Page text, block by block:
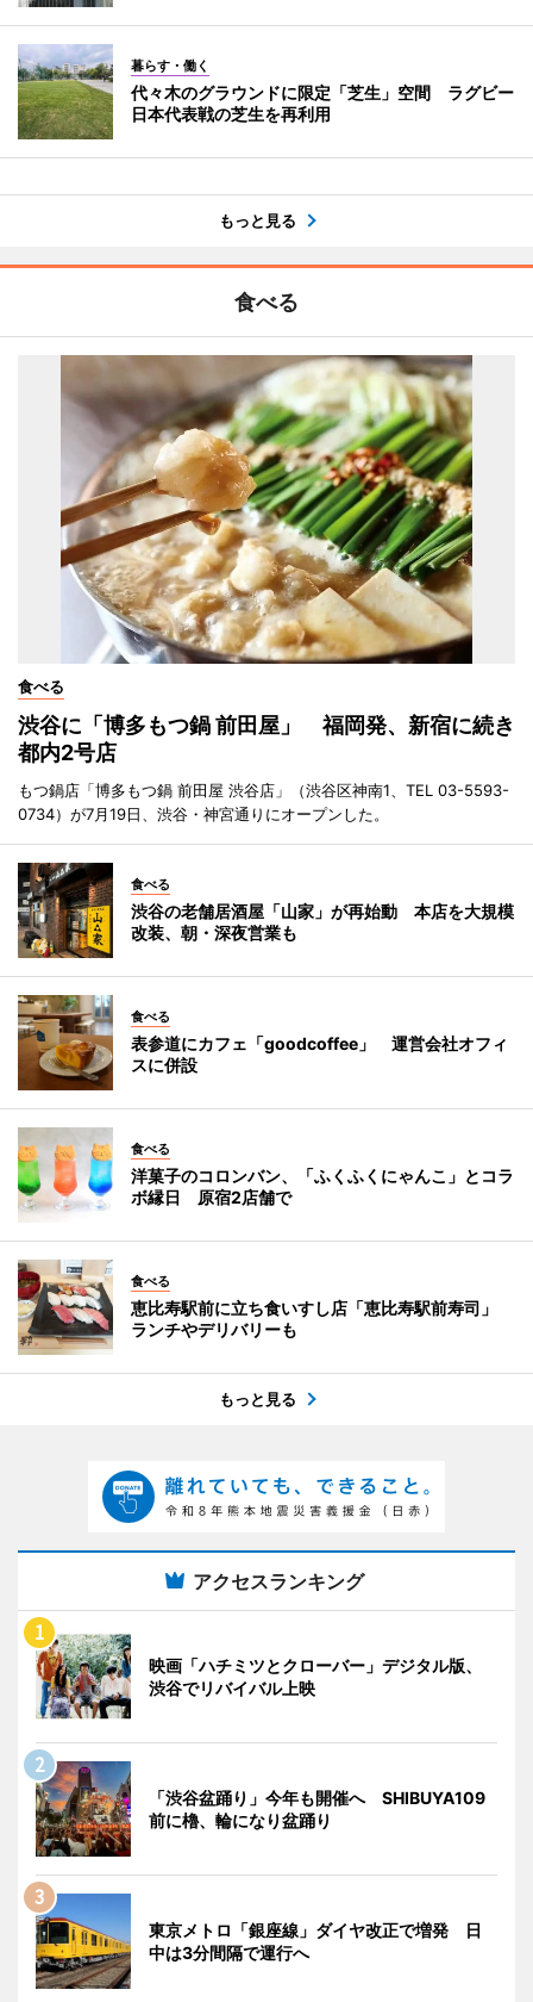
暮らす・働く
代々木のグラウンドに限定「芝生」空間 ラグビー
日本代表戦の芝生を再利用
もっと見る
食べる
食べる
渋谷に「博多もつ鍋 前田屋」 福岡発、新宿に続き
都内2号店
もつ鍋店「博多もつ鍋 前田屋 渋谷店」（渋谷区神南1、TEL 03-5593-
0734）が7月19日、渋谷・神宮通りにオープンした。
食べる
渋谷の老舗居酒屋「山家」が再始動 本店を大規模
改装、朝・深夜営業も
食べる
表参道にカフェ「goodcoffee」 運営会社オフィ
スに併設
食べる
洋菓子のコロンバン、「ふくふくにゃんこ」とコラ
ボ縁日 原宿2店舗で
食べる
恵比寿駅前に立ち食いすし店「恵比寿駅前寿司」
ランチやデリバリーも
もっと見る
アクセスランキング
映画「ハチミツとクローバー」デジタル版、
渋谷でリバイバル上映
「渋谷盆踊り」今年も開催へ SHIBUYA109
前に櫓、輪になり盆踊り
東京メトロ「銀座線」ダイヤ改正で増発 日
中は3分間隔で運行へ